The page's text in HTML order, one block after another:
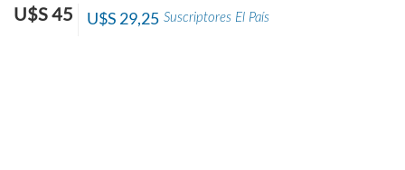
U$S 45 Suscriptores El País
U$S 29,25